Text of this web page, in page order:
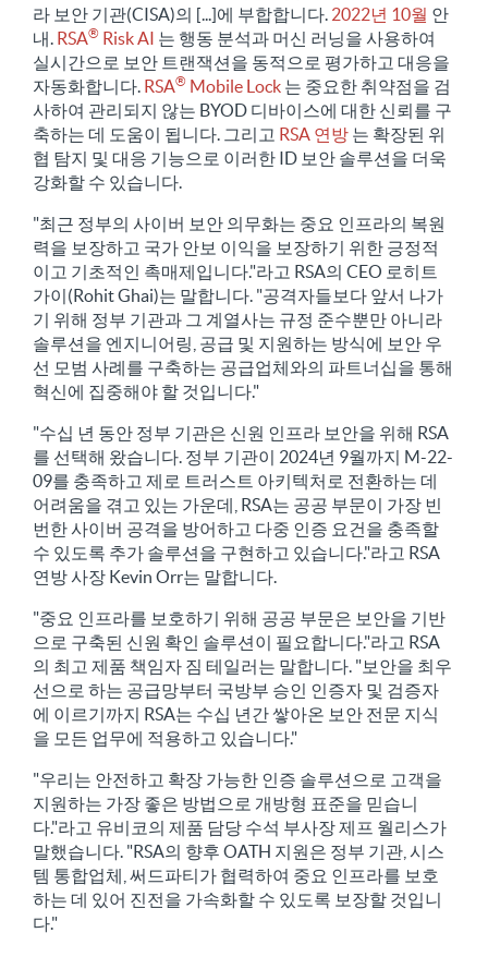
라 보안 기관(CISA)의 [...]에 부합합니다. 2022년 10월 안
내. RSA® Risk AI 는 행동 분석과 머신 러닝을 사용하여
실시간으로 보안 트랜잭션을 동적으로 평가하고 대응을
자동화합니다. RSA® Mobile Lock 는 중요한 취약점을 검
사하여 관리되지 않는 BYOD 디바이스에 대한 신뢰를 구
축하는 데 도움이 됩니다. 그리고 RSA 연방 는 확장된 위
협 탐지 및 대응 기능으로 이러한 ID 보안 솔루션을 더욱
강화할 수 있습니다.
"최근 정부의 사이버 보안 의무화는 중요 인프라의 복원
력을 보장하고 국가 안보 이익을 보장하기 위한 긍정적
이고 기초적인 촉매제입니다."라고 RSA의 CEO 로히트
가이(Rohit Ghai)는 말합니다. "공격자들보다 앞서 나가
기 위해 정부 기관과 그 계열사는 규정 준수뿐만 아니라
솔루션을 엔지니어링, 공급 및 지원하는 방식에 보안 우
선 모범 사례를 구축하는 공급업체와의 파트너십을 통해
혁신에 집중해야 할 것입니다."
"수십 년 동안 정부 기관은 신원 인프라 보안을 위해 RSA
를 선택해 왔습니다. 정부 기관이 2024년 9월까지 M-22-
09를 충족하고 제로 트러스트 아키텍처로 전환하는 데
어려움을 겪고 있는 가운데, RSA는 공공 부문이 가장 빈
번한 사이버 공격을 방어하고 다중 인증 요건을 충족할
수 있도록 추가 솔루션을 구현하고 있습니다."라고 RSA
연방 사장 Kevin Orr는 말합니다.
"중요 인프라를 보호하기 위해 공공 부문은 보안을 기반
으로 구축된 신원 확인 솔루션이 필요합니다."라고 RSA
의 최고 제품 책임자 짐 테일러는 말합니다. "보안을 최우
선으로 하는 공급망부터 국방부 승인 인증자 및 검증자
에 이르기까지 RSA는 수십 년간 쌓아온 보안 전문 지식
을 모든 업무에 적용하고 있습니다."
"우리는 안전하고 확장 가능한 인증 솔루션으로 고객을
지원하는 가장 좋은 방법으로 개방형 표준을 믿습니
다."라고 유비코의 제품 담당 수석 부사장 제프 월리스가
말했습니다. "RSA의 향후 OATH 지원은 정부 기관, 시스
템 통합업체, 써드파티가 협력하여 중요 인프라를 보호
하는 데 있어 진전을 가속화할 수 있도록 보장할 것입니
다."